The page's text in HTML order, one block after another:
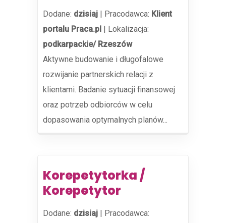
Dodane: dzisiaj | Pracodawca: Klient
portalu Praca.pl | Lokalizacja:
podkarpackie/ Rzeszów
Aktywne budowanie i długofalowe
rozwijanie partnerskich relacji z
klientami. Badanie sytuacji finansowej
oraz potrzeb odbiorców w celu
dopasowania optymalnych planów...
Korepetytorka /
Korepetytor
Dodane: dzisiaj | Pracodawca: